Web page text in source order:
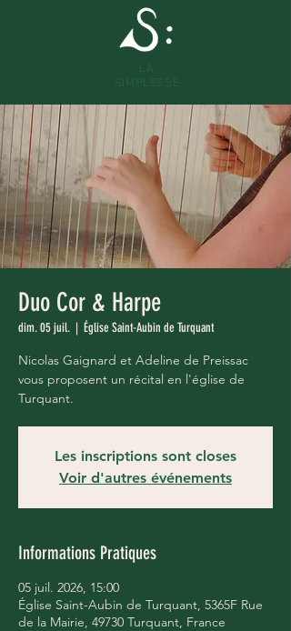
Duo Cor & Harpe
dim. 05 juil.
  |
Église Saint-Aubin de Turquant
Nicolas Gaignard et Adeline de Preissac
vous proposent un récital en l'église de
Turquant.
Les inscriptions sont closes
Voir d'autres événements
Informations Pratiques
05 juil. 2026, 15:00
Église Saint-Aubin de Turquant, 5365F Rue
de la Mairie, 49730 Turquant, France